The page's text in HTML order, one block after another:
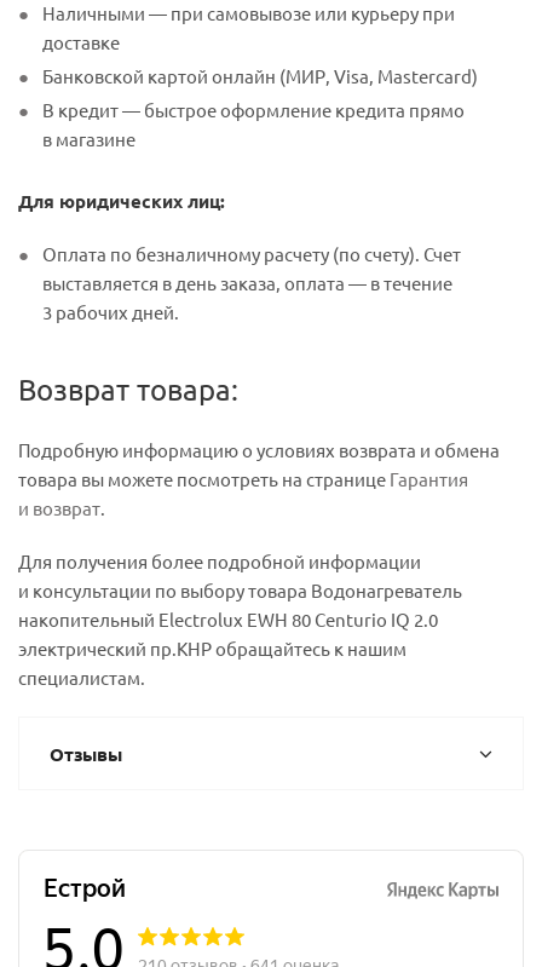
Наличными — при самовывозе или курьеру при
доставке
Банковской картой онлайн (МИР, Visa, Mastercard)
В кредит — быстрое оформление кредита прямо
в магазине
Для юридических лиц:
Оплата по безналичному расчету (по счету). Счет
выставляется в день заказа, оплата — в течение
3 рабочих дней.
Возврат товара:
Подробную информацию о условиях возврата и обмена
товара вы можете посмотреть на странице Гарантия
и возврат.
Для получения более подробной информации
и консультации по выбору товара Водонагреватель
накопительный Electrolux EWH 80 Centurio IQ 2.0
электрический пр.КНР обращайтесь к нашим
специалистам.
Отзывы